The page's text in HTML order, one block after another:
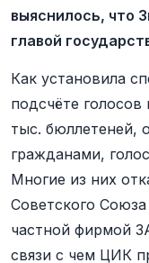
выяснилось, что
главой
Как установила
подсчёте
тыс. бюллетеней,
гражданами,
Многие из них
Советского
частной фирмой
связи с чем ЦИК